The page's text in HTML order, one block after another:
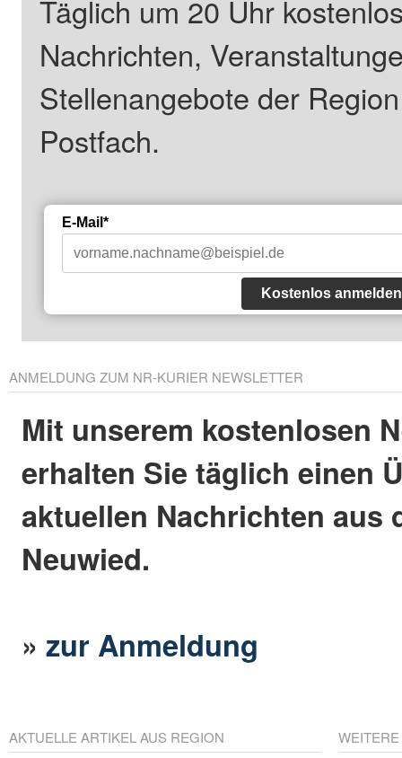
Täglich um 20 Uhr
Nachrichten,
Stellenangebote der
Postfach.
E-Mail*
Kostenlos anmelden
ANMELDUNG ZUM NR-KURIER NEWSLETTER
Mit unserem kostenlosen
erhalten Sie täglich einen
aktuellen Nachrichten aus
Neuwied.
»zur Anmeldung
AKTUELLE ARTIKEL AUS REGION